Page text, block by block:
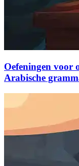
Oefeningen voor
Arabische